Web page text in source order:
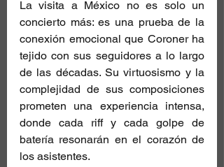
La visita a México no es solo un
concierto más: es una prueba de la
conexión emocional que Coroner ha
tejido con sus seguidores a lo largo
de las décadas. Su virtuosismo y la
complejidad de sus composiciones
prometen una experiencia intensa,
donde cada riff y cada golpe de
batería resonarán en el corazón de
los asistentes.